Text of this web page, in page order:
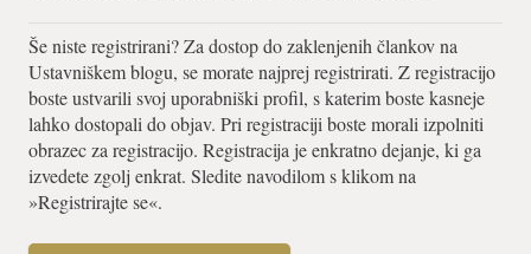
Še niste registrirani? Za dostop do zaklenjenih člankov na
Ustavniškem blogu, se morate najprej registrirati. Z registracijo
boste ustvarili svoj uporabniški profil, s katerim boste kasneje
lahko dostopali do objav. Pri registraciji boste morali izpolniti
obrazec za registracijo. Registracija je enkratno dejanje, ki ga
izvedete zgolj enkrat. Sledite navodilom s klikom na
»Registrirajte se«.